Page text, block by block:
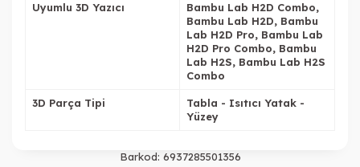
Uyumlu 3D Yazıcı
Bambu Lab H2D Combo,
Bambu Lab H2D, Bambu
Lab H2D Pro, Bambu Lab
H2D Pro Combo, Bambu
Lab H2S, Bambu Lab H2S
Combo
3D Parça Tipi
Tabla - Isıtıcı Yatak -
Yüzey
Barkod: 6937285501356